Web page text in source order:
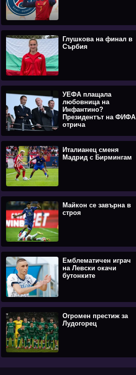
Глушкова на финал в
Сърбия
УЕФА плащала
любовница на
Инфантино?
Президентът на ФИФА
отрича
Италианец сменя
Мадрид с Бирмингам
Майкон се завърна в
строя
Емблематичен играч
на Левски окачи
бутонките
Огромен престиж за
Лудогорец